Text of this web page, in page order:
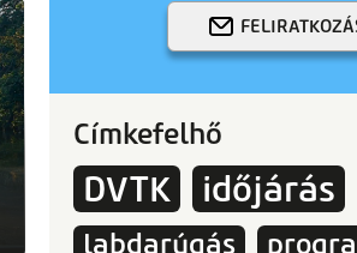
Címkefelhő
DVTK időjárás
labdarúgás